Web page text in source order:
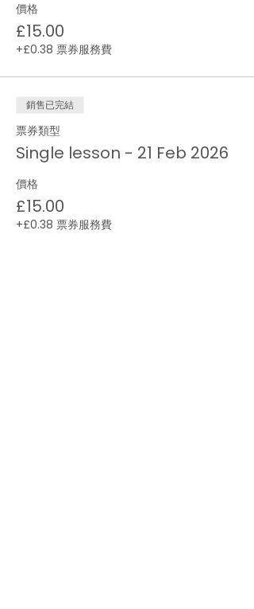
價格
£15.00
+£0.38 票券服務費
銷售已完結
票券類型
Single lesson - 21 Feb 2026
價格
£15.00
+£0.38 票券服務費